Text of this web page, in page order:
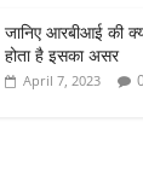
जानिए आरबीआई की
होता है इसका असर
April 7, 2023